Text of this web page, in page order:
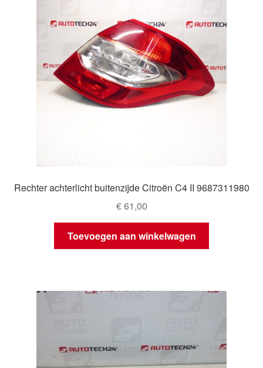
Rechter achterlicht buitenzijde Citroën C4 II 9687311980
€61,00
Toevoegen aan winkelwagen